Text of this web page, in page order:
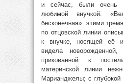
и сейчас, были очень
любимой внучкой.
бесконечная»: этими
по отцовской линии
к внучке, носящей её
видела
прикованной к
материнской линии
Марианджелы; с